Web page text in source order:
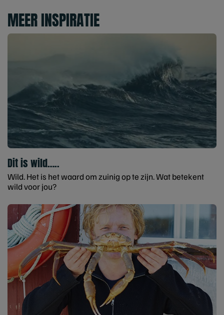
MEER INSPIRATIE
Dit is wild…..
Wild. Het is het waard om zuinig op te zijn. Wat betekent
wild voor jou?